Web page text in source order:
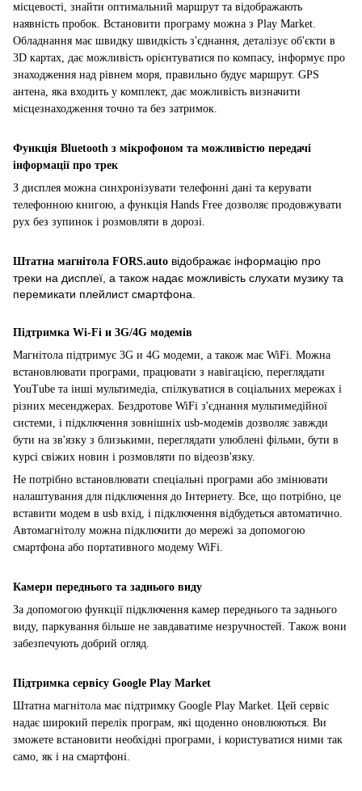
місцевості, знайти оптимальний маршрут та відображають
наявність пробок. Встановити програму можна з Play Market.
Обладнання має швидку швидкість з'єднання, деталізує об'єкти в
3D картах, дає можливість орієнтуватися по компасу, інформує про
знаходження над рівнем моря, правильно будує маршрут. GPS
антена, яка входить у комплект, дає можливість визначити
місцезнаходження точно та без затримок.
Функція Bluetooth з мікрофоном та можливістю передачі
інформації про трек
З дисплея можна синхронізувати телефонні дані та керувати
телефонною книгою, а функція Hands Free дозволяє продовжувати
рух без зупинок і розмовляти в дорозі.
Штатна магнітола FORS.auto відображає інформацію про
треки на дисплеї, а також надає можливість слухати музику та
перемикати плейлист смартфона.
Підтримка Wi-Fi и 3G/4G модемів
Магнітола підтримує 3G и 4G модеми, а також має WiFi. Можна
встановлювати програми, працювати з навігацією, переглядати
YouTube та інші мультимедіа, спілкуватися в соціальних мережах і
різних месенджерах. Бездротове WiFi з'єднання мультимедійної
системи, і підключення зовнішніх usb-модемів дозволяє завжди
бути на зв'язку з близькими, переглядати улюблені фільми, бути в
курсі свіжих новин і розмовляти по відеозв'язку.
Не потрібно встановлювати спеціальні програми або змінювати
налаштування для підключення до Інтернету. Все, що потрібно, це
вставити модем в usb вхід, і підключення відбудеться автоматично.
Автомагнітолу можна підключити до мережі за допомогою
смартфона або портативного модему WiFi.
Камери переднього та заднього виду
За допомогою функції підключення камер переднього та заднього
виду, паркування більше не завдаватиме незручностей. Також вони
забезпечують добрий огляд.
Підтримка сервісу Google Play Market
Штатна магнітола має підтримку Google Play Market. Цей сервіс
надає широкий перелік програм, які щоденно оновлюються. Ви
зможете встановити необхідні програми, і користуватися ними так
само, як і на смартфоні.